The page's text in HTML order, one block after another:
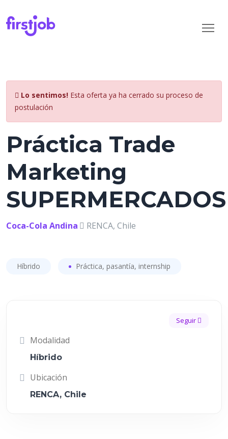
Lo sentimos! Esta oferta ya ha cerrado su proceso de
postulación
Práctica Trade
Marketing
SUPERMERCADOS
Coca-Cola Andina RENCA, Chile
Híbrido Práctica, pasantía, internship
Seguir
Modalidad
Híbrido
Ubicación
RENCA, Chile